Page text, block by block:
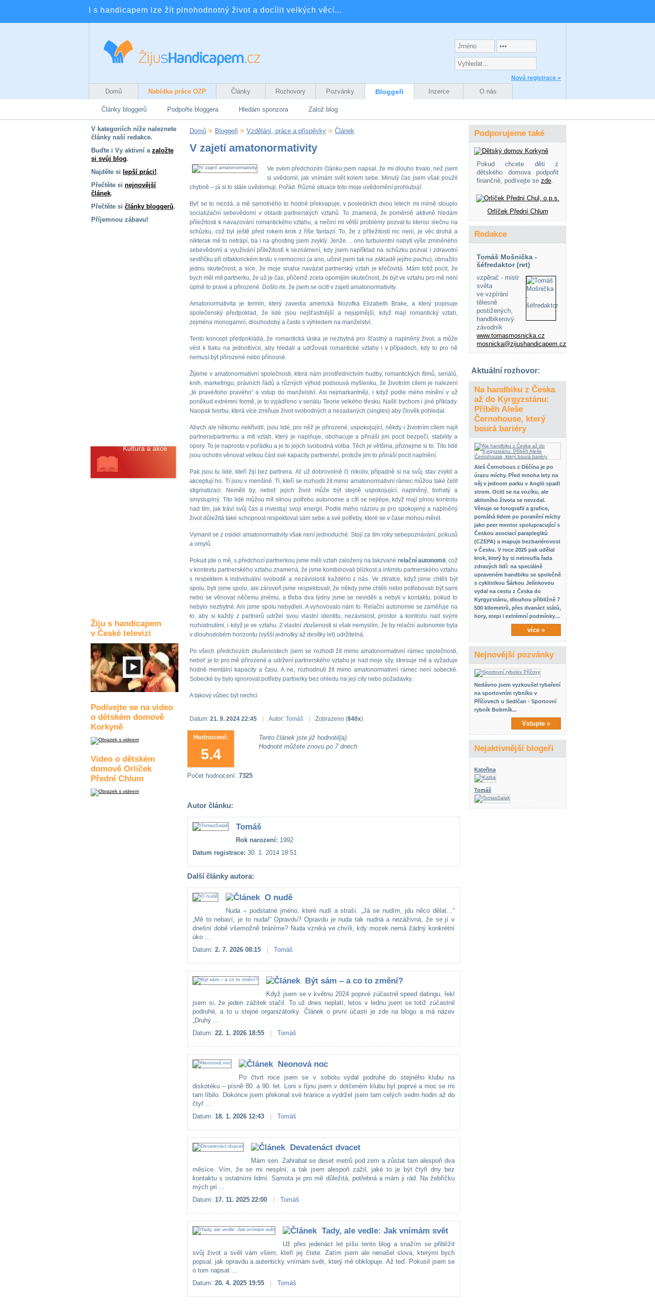
I s handicapem lze žít plnohodnotný život a docílit velkých věcí...
Nová registrace »
Domů Nabídka práce OZP Články Rozhovory Pozvánky Bloggeři Inzerce O nás
Články bloggerů Podpořte bloggera Hledám sponzora Založ blog
V kategoriích níže naleznete
články naší redakce.
Buďte i Vy aktivní a založte
si svůj blog.
Najděte si lepší práci!.
Přečtěte si nejnovější
článek.
Přečtěte si články bloggerů.
Příjemnou zábavu!
Kultura a akce
Žiju s handicapem
v České televizi
Podívejte se na video
o dětském domově
Korkyně
Video o dětském
domově Orlíček
Přední Chlum
Domů > Bloggeři > Vzdělání, práce a příspěvky > Článek
V zajetí amatonormativity
Ve svém předchozím článku jsem napsal, že mi dlouho trvalo, než jsem
si uvědomil, jak vnímám svět kolem sebe. Minulý čas jsem však použil
chybně – já si to stále uvědomuji. Pořád. Různé situace toto moje uvědomění prohlubují.
Byť se to nezdá, a mě samotného to hodně překvapuje, v posledních dvou letech mi mírně stouplo
socializační sebevědomí v oblasti partnerských vztahů. To znamená, že poměrně aktivně hledám
příležitosti k navazování romantického vztahu, a nečiní mi větší problémy pozvat tu kterou slečnu na
schůzku, což byl ještě před rokem krok z říše fantazií. To, že z příležitostí nic není, je věc druhá a
nikterak mě to netrápí, ba i na ghosting jsem zvyklý. Jenže… ono turbulentní nabytí výše zmíněného
sebevědomí a využívání příležitostí k seznámení, kdy jsem například na schůzku pozval i zdravotní
sestřičku při olfaktorickém testu v nemocnici (a ano, učinil jsem tak na základě jejího pachu), obnažilo
jednu skutečnost, a sice, že moje snaha navázat partnerský vztah je křečovitá. Mám totiž pocit, že
bych měl mít partnerku, že už je čas, přičemž zcela opomíjím skutečnost, že být ve vztahu pro mě není
úplně to pravé a přirozené. Došlo mi, že jsem se ocitl v zajetí amatonormativity.
Amatonormativita je termín, který zavedla americká filozofka Elizabeth Brake, a který popisuje
společenský předpoklad, že lidé jsou nejšťastnější a nejúplnější, když mají romantický vztah,
zejména monogamní, dlouhodobý a často s výhledem na manželství.
Tento koncept předpokládá, že romantická láska je nezbytná pro šťastný a naplněný život, a může
vést k tlaku na jednotlivce, aby hledali a udržovali romantické vztahy i v případech, kdy to pro ně
nemusí být přirozené nebo přínosné.
Žijeme v amatonormativní společnosti, která nám prostřednictvím hudby, romantických filmů, seriálů,
knih, marketingu, právních řádů a různých výhod podsouvá myšlenku, že životním cílem je nalezení
„té pravé/toho pravého“ a vstup do manželství. Asi nejmarkantněji, i když podle mého mínění v už
poněkud extrémní formě, je to vyjádřeno v seriálu Teorie velkého třesku. Našli bychom i jiné příklady.
Naopak tvorbu, která více zmiňuje život svobodných a nezadaných (singles) aby člověk pohledal.
Abych ale někomu nekřivdil, jsou lidé, pro něž je přirozené, uspokojující, někdy i životním cílem najít
partnera/partnerku a mít vztah, který je naplňuje, obohacuje a přináší jim pocit bezpečí, stability a
opory. To je naprosto v pořádku a je to jejich svobodná volba. Těch je většina, přiznejme si to. Tito lidé
jsou ochotni věnovat velkou část své kapacity partnerství, protože jim to přináší pocit naplnění.
Pak jsou tu lidé, kteří žijí bez partnera. Ať už dobrovolně či nikoliv, případně si na svůj stav zvykli a
akceptují ho. Ti jsou v menšině. Ti, kteří se rozhodli žít mimo amatonormativní rámec můžou také čelit
stigmatizaci. Neměli by, neboť jejich život může být stejně uspokojující, naplněný, bohatý a
smysluplný. Tito lidé můžou mít silnou potřebu autonomie a cítí se nejlépe, když mají plnou kontrolu
nad tím, jak tráví svůj čas a investují svoji energii. Podle mého názoru je pro spokojený a naplněný
život důležitá také schopnost respektovat sám sebe a své potřeby, které se v čase mohou měnit.
Vymanit se z osidel amatonormativity však není jednoduché. Stojí za tím roky sebepoznávání, pokusů
a omylů.
Pokud jde o mě, s předchozí partnerkou jsme měli vztah založený na takzvané relační autonomii, což
v kontextu partnerského vztahu znamená, že jsme kombinovali blízkost a intimitu partnerského vztahu
s respektem k individuální svobodě a nezávislosti každého z nás. Ve zkratce, když jsme chtěli být
spolu, byli jsme spolu, ale zároveň jsme respektovali, že někdy jsme chtěli nebo potřebovali být sami
nebo se věnovat něčemu jinému, a třeba dva týdny jsme se neviděli a nebyli v kontaktu, pokud to
nebylo nezbytné. Ani jsme spolu nebydleli. A vyhovovalo nám to. Relační autonomie se zaměřuje na
to, aby si každý z partnerů udržel svou vlastní identitu, nezávislost, prostor a kontrolu nad svými
rozhodnutími, i když je ve vztahu. Z vlastní zkušenosti si však nemyslím, že by relační autonomie byla
v dlouhodobém horizontu (vyšší jednotky až desítky let) udržitelná.
Po všech předchozích zkušenostech jsem se rozhodl žít mimo amatonormativní rámec společnosti,
neboť je to pro mě přirozené a udržení partnerského vztahu je nad moje síly, stresuje mě a vyžaduje
hodně mentální kapacity a času. A ne, rozhodnutí žít mimo amatonormativní rámec není sobecké.
Sobecké by bylo ignorovat potřeby partnerky bez ohledu na její city nebo požadavky.
A takový vůbec být nechci.
Datum: 21. 9. 2024 22:45 Autor: Tomáš Zobrazeno (840x)
Hodnocení:
5.4
Tento článek jste již hodnotil(a).
Hodnotit můžete znovu po 7 dnech.
Počet hodnocení: 7325
Autor článku:
Tomáš
Rok narození: 1992
Datum registrace: 30. 1. 2014 19:51
Další články autora:
O nudě
Nuda – podstatné jméno, které nudí a straší. „Já se nudím, jdu něco dělat…“
„Mě to nebaví, je to nuda!“ Opravdu? Opravdu je nuda tak nudná a nezáživná, že se jí v
dnešní době všemožně bráníme? Nuda vzniká ve chvíli, kdy mozek nemá žádný konkrétní
úko ...
Datum: 2. 7. 2026 08:15 Tomáš
Být sám – a co to změní?
Když jsem se v květnu 2024 poprvé zúčastnil speed datingu, řekl
jsem si, že jeden zážitek stačil. To už dnes neplatí, letos v lednu jsem se totiž zúčastnil
podruhé, a to u stejné organizátorky. Článek o první účasti je zde na blogu a má název
„Druhý ...
Datum: 22. 1. 2026 18:55 Tomáš
Neonová noc
Po čtvrt roce jsem se v sobotu vydal podruhé do stejného klubu na
diskotéku – písně 80. a 90. let. Loni v říjnu jsem v dotčeném klubu byl poprvé a moc se mi
tam líbilo. Dokonce jsem překonal své hranice a vydržel jsem tam celých sedm hodin až do
čtyř ...
Datum: 18. 1. 2026 12:43 Tomáš
Devatenáct dvacet
Mám sen. Zahrabat se deset metrů pod zem a zůstat tam alespoň dva
měsíce. Vím, že se mi nesplní, a tak jsem alespoň zažil, jaké to je být čtyři dny bez
kontaktu s ostatními lidmi. Samota je pro mě důležitá, potřebná a mám ji rád. Na žebříčku
mých pri ...
Datum: 17. 11. 2025 22:00 Tomáš
Tady, ale vedle: Jak vnímám svět
Už přes jedenáct let píšu tento blog a snažím se přiblížit
svůj život a svět vám všem, kteří jej čtete. Zatím jsem ale nenašel slova, kterými bych
popsal, jak opravdu a autenticky vnímám svět, který mě obklopuje. Až teď. Pokusil jsem se
o tom napsat ...
Datum: 20. 4. 2025 19:55 Tomáš
Podporujeme také
Pokud chcete děti z
dětského domova podpořit
finančně, podívejte se zde.
Orlíček Přední Chlum
Redakce
Tomáš Mošnička -
šéfredaktor (ret)
vzpěrač - mistr
světa
ve vzpírání
tělesně
postižených,
handbikerový
závodník
www.tomasmosnicka.cz
mosnicka@zijushandicapem.cz
Aktuální rozhovor:
Na handbiku z Česka
až do Kyrgyzstánu:
Příběh Aleše
Černohouse, který
bourá bariéry
Aleš Černohous z Děčína je po
úrazu míchy. Před mnoha lety na
něj v jednom parku v Anglii spadl
strom. Ocitl se na vozíku, ale
aktivního života se nevzdal.
Věnuje se fotografii a grafice,
pomáhá lidem po poranění míchy
jako peer mentor spolupracující s
Českou asociací paraplegiků
(CZEPA) a mapuje bezbariérovost
v Česku. V roce 2025 pak udělal
krok, který by si netroufla řada
zdravých lidí: na speciálně
upraveném handbiku se společně
s cyklistkou Šárkou Jelínkovou
vydal na cestu z Česka do
Kyrgyzstánu, dlouhou přibližně 7
500 kilometrů, přes dvanáct států,
hory, stepi i extrémní podmínky…
více »
Nejnovější pozvánky
Nedávno jsem vyzkoušel rybaření
na sportovním rybníku v
Příčovech u Sedlčan - Sportovní
rybník Bobrník...
Vstupte »
Nejaktivnější blogeři
Kateřina
Tomáš